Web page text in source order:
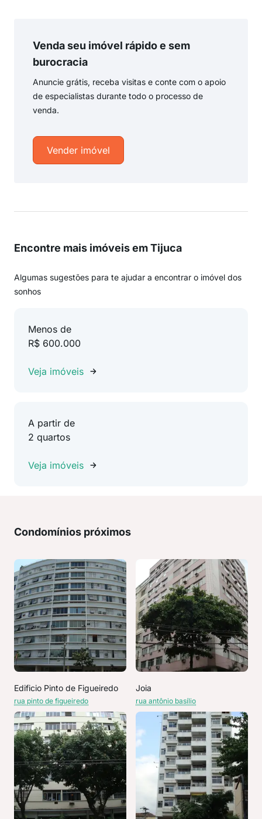
Venda seu imóvel rápido e sem
burocracia
Anuncie grátis, receba visitas e conte com o apoio
de especialistas durante todo o processo de
venda.
Vender imóvel
Encontre mais imóveis em Tijuca
Algumas sugestões para te ajudar a encontrar o imóvel dos
sonhos
Menos de
R$ 600.000
Veja imóveis
A partir de
2 quartos
Veja imóveis
Condomínios próximos
Edificio Pinto de Figueiredo
rua pinto de figueiredo
Joia
rua antônio basílio